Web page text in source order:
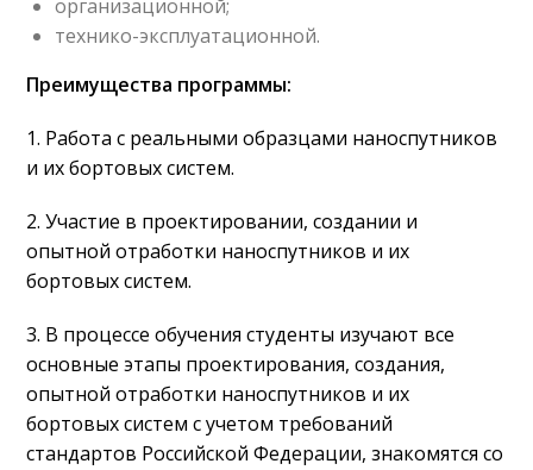
организационной;
технико-эксплуатационной.
Преимущества программы:
1. Работа с реальными образцами наноспутников
и их бортовых систем.
2. Участие в проектировании, создании и
опытной отработки наноспутников и их
бортовых систем.
3. В процессе обучения студенты изучают все
основные этапы проектирования, создания,
опытной отработки наноспутников и их
бортовых систем с учетом требований
стандартов Российской Федерации, знакомятся со